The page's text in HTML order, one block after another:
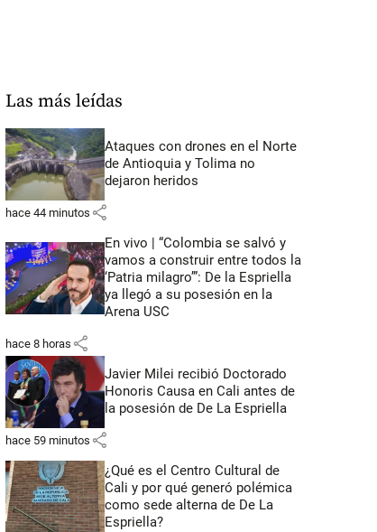
Las más leídas
Ataques con drones en el Norte
de Antioquia y Tolima no
dejaron heridos
hace 44 minutos share
En vivo | “Colombia se salvó y
vamos a construir entre todos la
‘Patria milagro’”: De la Espriella
ya llegó a su posesión en la
Arena USC
hace 8 horas share
Javier Milei recibió Doctorado
Honoris Causa en Cali antes de
la posesión de De La Espriella
hace 59 minutos share
¿Qué es el Centro Cultural de
Cali y por qué generó polémica
como sede alterna de De La
Espriella?